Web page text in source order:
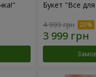
Букет "Все
4 999 грн